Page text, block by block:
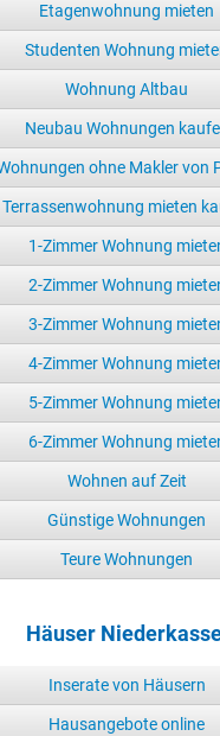
Etagenwohnung mieten
Studenten Wohnung
Wohnung Altbau
Neubau Wohnungen
ohne Makler von
Terrassenwohnung mieten
1-Zimmer Wohnung
2-Zimmer Wohnung
3-Zimmer Wohnung
4-Zimmer Wohnung
5-Zimmer Wohnung
6-Zimmer Wohnung
Wohnen auf Zeit
Günstige Wohnungen
Teure Wohnungen
Häuser
Inserate von Häusern
Hausangebote online